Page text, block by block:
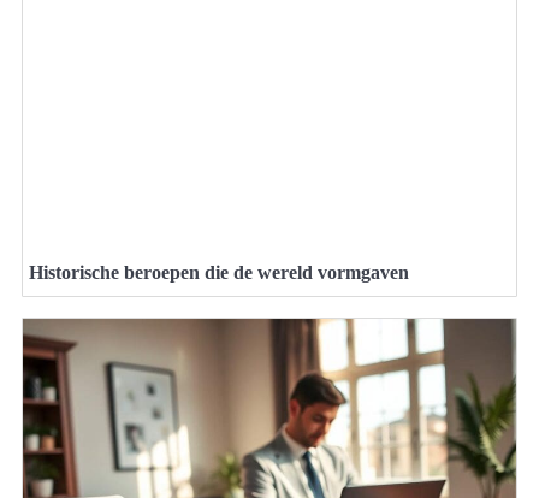
Historische beroepen die de wereld vormgaven